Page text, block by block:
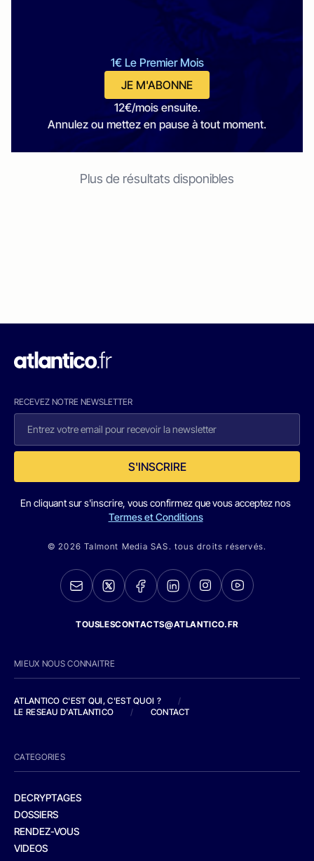
1€ Le Premier Mois
JE M'ABONNE
12€/mois ensuite.
Annulez ou mettez en pause à tout moment.
Plus de résultats disponibles
RECEVEZ NOTRE NEWSLETTER
S'INSCRIRE
En cliquant sur s'inscrire, vous confirmez que vous acceptez nos
Termes et Conditions
© 2026 Talmont Media SAS. tous droits réservés.
TOUSLESCONTACTS@ATLANTICO.FR
MIEUX NOUS CONNAITRE
ATLANTICO C'EST QUI, C'EST QUOI ?
/
LE RESEAU D'ATLANTICO
/ CONTACT
CATEGORIES
DECRYPTAGES
DOSSIERS
RENDEZ-VOUS
VIDEOS